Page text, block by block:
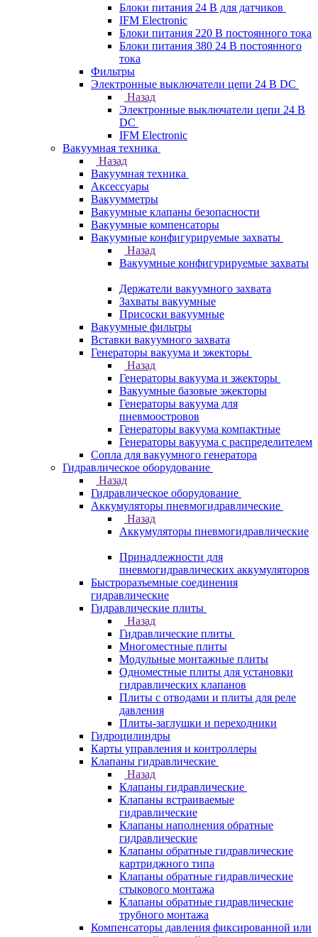
Блоки питания 24 В для датчиков
IFM Electronic
Блоки питания 220 В постоянного тока
Блоки питания 380 24 В постоянного
тока
Фильтры
Электронные выключатели цепи 24 В DC
Назад
Электронные выключатели цепи 24 В
DC
IFM Electronic
Вакуумная техника
Назад
Вакуумная техника
Аксессуары
Вакуумметры
Вакуумные клапаны безопасности
Вакуумные компенсаторы
Вакуумные конфигурируемые захваты
Назад
Вакуумные конфигурируемые захваты
Держатели вакуумного захвата
Захваты вакуумные
Присоски вакуумные
Вакуумные фильтры
Вставки вакуумного захвата
Генераторы вакуума и эжекторы
Назад
Генераторы вакуума и эжекторы
Вакуумные базовые эжекторы
Генераторы вакуума для
пневмоостровов
Генераторы вакуума компактные
Генераторы вакуума с распределителем
Сопла для вакуумного генератора
Гидравлическое оборудование
Назад
Гидравлическое оборудование
Аккумуляторы пневмогидравлические
Назад
Аккумуляторы пневмогидравлические
Принадлежности для
пневмогидравлических аккумуляторов
Быстроразъемные соединения
гидравлические
Гидравлические плиты
Назад
Гидравлические плиты
Многоместные плиты
Модульные монтажные плиты
Одноместные плиты для установки
гидравлических клапанов
Плиты с отводами и плиты для реле
давления
Плиты-заглушки и переходники
Гидроцилиндры
Карты управления и контроллеры
Клапаны гидравлические
Назад
Клапаны гидравлические
Клапаны встраиваемые
гидравлические
Клапаны наполнения обратные
гидравлические
Клапаны обратные гидравлические
картриджного типа
Клапаны обратные гидравлические
стыкового монтажа
Клапаны обратные гидравлические
трубного монтажа
Компенсаторы давления фиксированной или